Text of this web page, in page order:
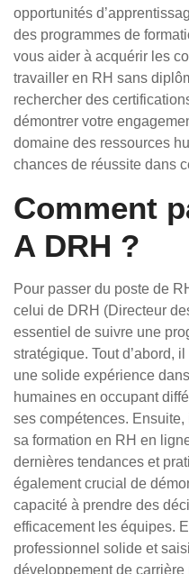
opportunités
des programmes de
vous aider à acquérir les
travailler en RH sans
rechercher des
démontrer votre
domaine des ressources
chances de réussite dans
Comment
A DRH ?
Pour passer du poste de
celui de DRH (Directeur
essentiel de suivre une
stratégique. Tout d’abord,
une solide expérience
humaines en occupant
ses compétences.
sa formation en RH en
dernières tendances et
également crucial de
capacité à prendre des
efficacement les équipes.
professionnel solide et
développement de